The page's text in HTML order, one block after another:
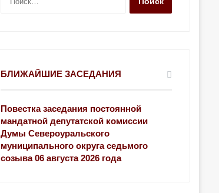
БЛИЖАЙШИЕ ЗАСЕДАНИЯ
Повестка заседания постоянной
мандатной депутатской комиссии
Думы Североуральского
муниципального округа седьмого
созыва 06 августа 2026 года